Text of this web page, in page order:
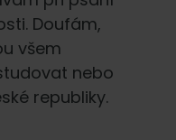
Doufám,
všem
nebo
republiky.